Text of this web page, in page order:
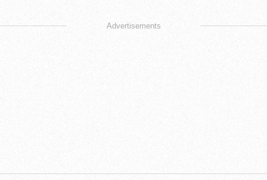
Advertisements